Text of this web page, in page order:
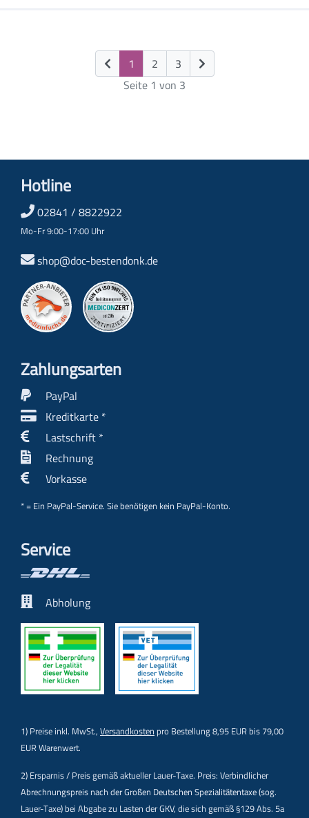
1 (current)
2
3
Seite 1 von 3
Hotline
02841 / 8822922
Mo-Fr 9:00-17:00 Uhr
shop@doc-bestendonk.de
Zahlungs­arten
PayPal
Kreditkarte *
Lastschrift *
Rechnung
Vorkasse
* = Ein PayPal-Service. Sie benötigen kein PayPal-Konto.
Service
Abholung
1) Preise inkl. MwSt.,Versandkosten pro Bestellung 8,95 EUR bis 79,00
EUR Warenwert.
2) Ersparnis / Preis gemäß aktueller Lauer-Taxe. Preis: Verbindlicher
Abrechnungspreis nach der Großen Deutschen Spezialitätentaxe (sog.
Lauer-Taxe) bei Abgabe zu Lasten der GKV, die sich gemäß §129 Abs. 5a